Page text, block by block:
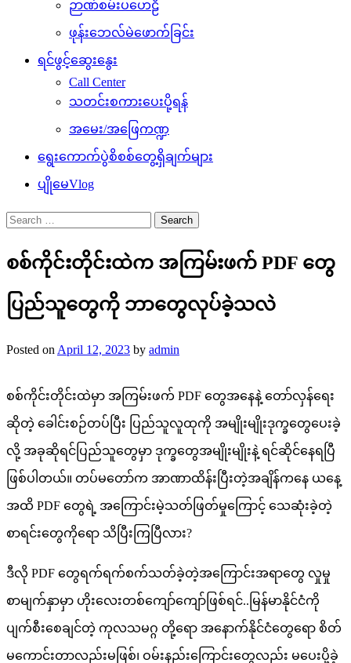
ဉာဏ်စမ်းပဟေဠိ
ဖုန်းဘေလ်မဲဖောက်ခြင်း
ရင်ဖွင့်ဆွေးနွေး
Call Center
သတင်းစကားပေးပို့ရန်
အမေး/အဖြေကဏ္ဍ
ရွေးကောက်ပွဲစိစစ်တွေ့ရှိချက်များ
ပျိုမေVlog
Search
for:
စစ်ကိုင်းတိုင်းထဲက အကြမ်းဖက် PDF တွေ
ပြည်သူတွေကို ဘာတွေလုပ်ခဲ့သလဲ
Posted on April 12, 2023 by admin
စစ်ကိုင်းတိုင်းထဲမှာ အကြမ်းဖက် PDF တွေအနေနဲ့ တော်လှန်ရေး
ဆိုတဲ့ ခေါင်းစဉ်တပ်ပြီး ပြည်သူလူထုကို အမျိုးမျိုးဒုက္ခတွေပေးခဲ့
လို့ အခုဆိုရင်ပြည်သူတွေမှာ ဒုက္ခတွေအမျိုးမျိုးနဲ့ ရင်ဆိုင်နေရပြီ
ဖြစ်ပါတယ်။ တပ်မတော်က အာဏာထိန်းပြီးတဲ့အချိန်ကနေ ယနေ့
အထိ PDF တွေရဲ့ အကြောင်းမဲ့သတ်ဖြတ်မှုကြောင့် သေဆုံးခဲ့တဲ့
စာရင်းတွေကိုရော သိပြီးကြပြီလား?
ဒီလို PDF တွေရက်ရက်စက်သတ်ခဲ့တဲ့အကြောင်းအရာတွေ လှုမှု
စာမျက်နှာမှာ ဟိုးလေးတစ်ကျော်ကျော်ဖြစ်ရင်..မြန်မာနိုင်ငံကို
ပျက်စီးစေချင်တဲ့ ကုလသမဂ္ဂ တို့ရော အနောက်နိုင်ငံတွေရော စိတ်
မကောင်းတာလည်းမဖြစ်၊ ဝမ်းနည်းကြောင်းတွေလည်း မပေးပို့ခဲ့